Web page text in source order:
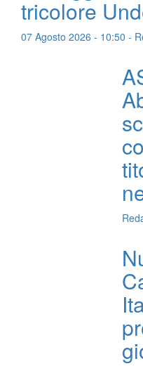
tricolore
07 Agosto 2026 - 10:50 -